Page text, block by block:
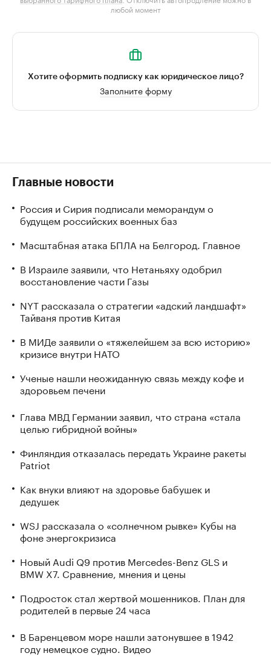
любой момент
Хотите оформить подписку как юридическое лицо?
Заполните форму
Главные новости
Россия и Сирия подписали меморандум о
будущем российских военных баз
Масштабная атака БПЛА на Белгород. Главное
В Израиле заявили, что Нетаньяху одобрил
восстановление части Газы
NYT рассказала о стратегии «адский ландшафт»
Тайваня против Китая
В МИДе заявили о «тяжелейшем за всю историю»
кризисе внутри НАТО
Ученые нашли неожиданную связь между кофе и
здоровьем печени
Глава МВД Германии заявил, что страна «стала
целью гибридной войны»
Финляндия отказалась передать Украине ракеты
Patriot
Как внуки влияют на здоровье бабушек и
дедушек
WSJ рассказала о «солнечном рывке» Кубы на
фоне энергокризиса
Новый Audi Q9 против Mercedes-Benz GLS и
BMW X7. Сравнение, мнения и цены
Подросток стал жертвой мошенников. План для
родителей в первые 24 часа
В Баренцевом море нашли затонувшее в 1942
году немецкое судно. Видео